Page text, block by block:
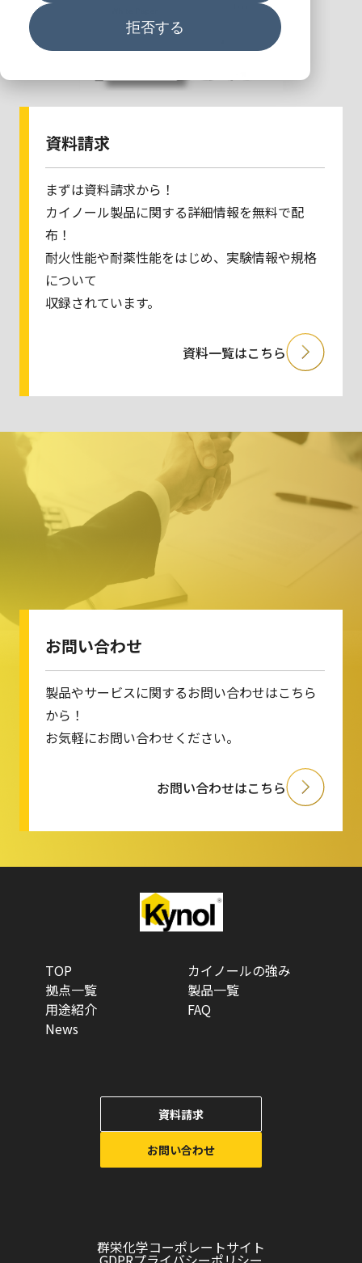
拒否する
資料請求
まずは資料請求から！
カイノール製品に関する詳細情報を無料で配
布！
耐火性能や耐薬性能をはじめ、実験情報や規格
について
収録されています。
資料一覧はこちら
お問い合わせ
製品やサービスに関するお問い合わせはこちら
から！
お気軽にお問い合わせください。
お問い合わせはこちら
TOP
カイノールの強み
拠点一覧
製品一覧
用途紹介
FAQ
News
資料請求
お問い合わせ
群栄化学コーポレートサイト